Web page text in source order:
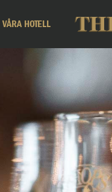
VÅRA HOTELL